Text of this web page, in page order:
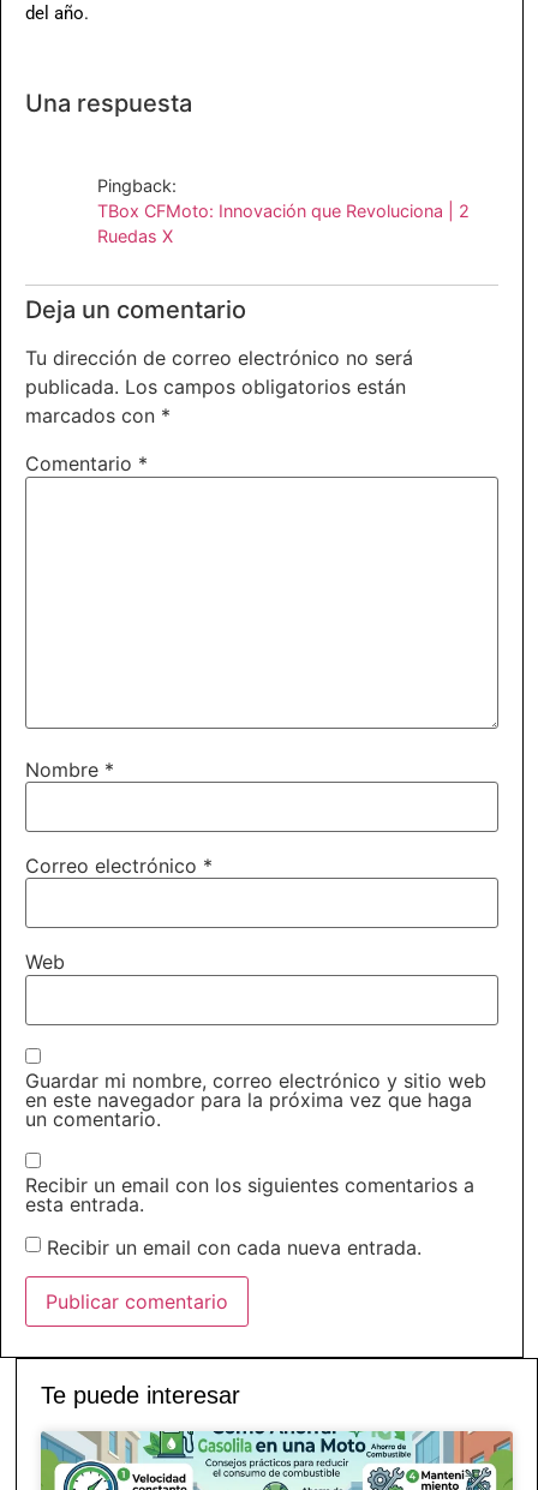
del año.
Una respuesta
Pingback:
TBox CFMoto: Innovación que Revoluciona | 2
Ruedas X
Deja un comentario
Tu dirección de correo electrónico no será
publicada. Los campos obligatorios están
marcados con *
Comentario *
Nombre *
Correo electrónico *
Web
Guardar mi nombre, correo electrónico y sitio web
en este navegador para la próxima vez que haga
un comentario.
Recibir un email con los siguientes comentarios a
esta entrada.
Recibir un email con cada nueva entrada.
Te puede interesar